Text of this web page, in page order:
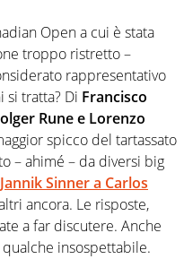
Open a cui è stata
troppo ristretto –
rappresentativo
tratta? Di Francisco
Rune e Lorenzo
spicco del tartassato
– ahimé – da diversi big
Jannik Sinner a Carlos
ancora. Le risposte,
a far discutere. Anche
qualche insospettabile.